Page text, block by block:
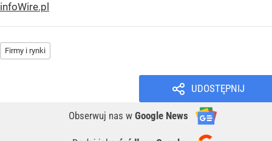
infoWire.pl
Firmy i rynki
UDOSTĘPNIJ
Obserwuj nas w Google News